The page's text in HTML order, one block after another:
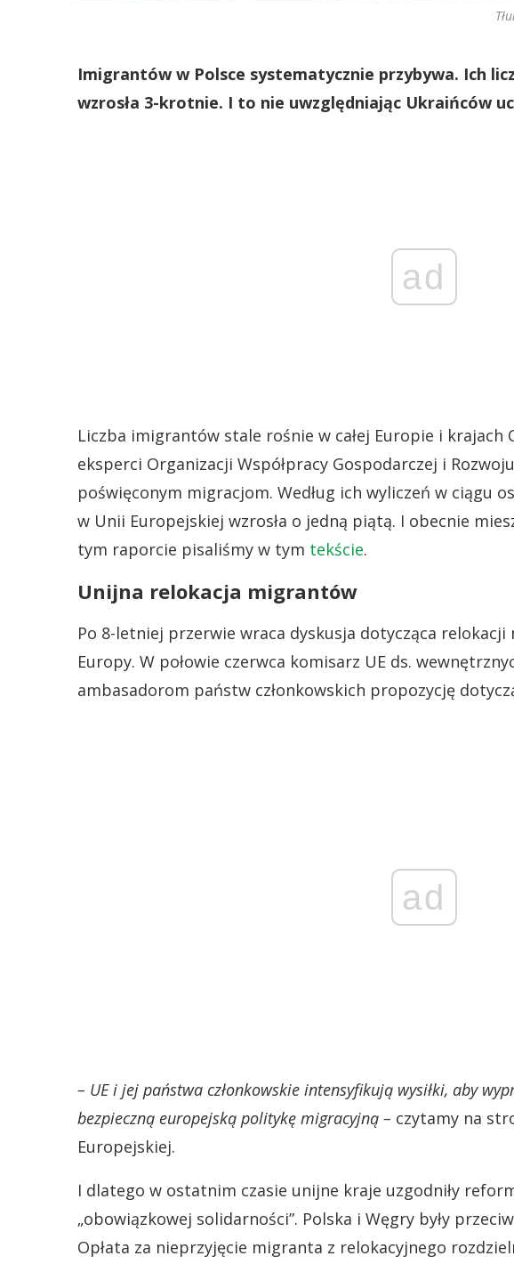
Imigrantów w Polsce systematycznie przybywa. Ich
wzrosła 3-krotnie. I to nie uwzględniając Ukraińców
ad
Liczba imigrantów stale rośnie w całej Europie i krajach
eksperci Organizacji Współpracy Gospodarczej i
poświęconym migracjom. Według ich wyliczeń w ciągu
w Unii Europejskiej wzrosła o jedną piątą. I obecnie
tym raporcie pisaliśmy w tym tekście.
Unijna relokacja migrantów
Po 8-letniej przerwie wraca dyskusja dotycząca
Europy. W połowie czerwca komisarz UE ds.
ambasadorom państw członkowskich propozycję
ad
– UE i jej państwa członkowskie intensyfikują wysiłki, aby
bezpieczną europejską politykę migracyjną – czytamy na
Europejskiej.
I dlatego w ostatnim czasie unijne kraje uzgodniły
„obowiązkowej solidarności”. Polska i Węgry były
Opłata za nieprzyjęcie migranta z relokacyjnego